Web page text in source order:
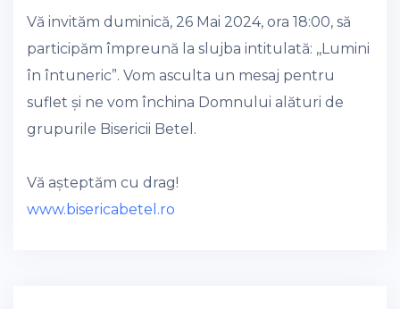
Vă invităm duminică, 26 Mai 2024, ora 18:00, să
participăm împreună la slujba intitulată: ,,Lumini
în întuneric”. Vom asculta un mesaj pentru
suflet și ne vom închina Domnului alături de
grupurile Bisericii Betel.
Vă așteptăm cu drag!
www.bisericabetel.ro